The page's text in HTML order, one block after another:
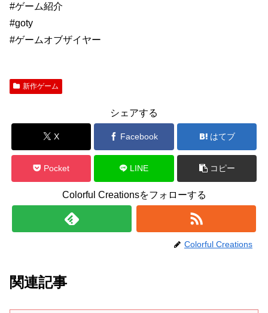
#ゲーム紹介
#goty
#ゲームオブザイヤー
新作ゲーム
シェアする
X Facebook はてブ
Pocket LINE コピー
Colorful Creationsをフォローする
Colorful Creations
関連記事